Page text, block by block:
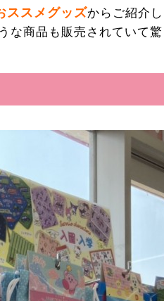
ススメグッズからご紹介し
商品も販売されていて驚